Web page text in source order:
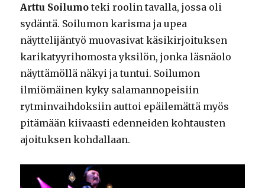
Arttu Soilumo teki roolin tavalla, jossa oli
sydäntä. Soilumon karisma ja upea
näyttelijäntyö muovasivat käsikirjoituksen
karikatyyrihomosta yksilön, jonka läsnäolo
näyttämöllä näkyi ja tuntui. Soilumon
ilmiömäinen kyky salamannopeisiin
rytminvaihdoksiin auttoi epäilemättä myös
pitämään kiivaasti edenneiden kohtausten
ajoituksen kohdallaan.